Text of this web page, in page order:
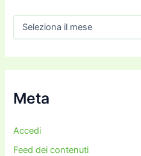
h
i
iMeta
Accedi
Feed dei contenuti